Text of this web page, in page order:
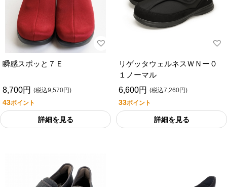
瞬感スポッと７Ｅ
8,700円 (税込9,570円)
43ポイント
詳細を見る
リゲッタウェルネスＷＮー０
１ノーマル
6,600円 (税込7,260円)
33ポイント
詳細を見る